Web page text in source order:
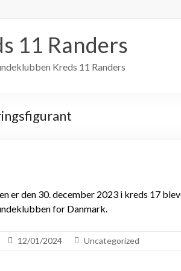
11 Randers
Kreds 11 Randers
er den 30. december 2023 i kreds 17
for Danmark.
12/01/2024 Uncategorized